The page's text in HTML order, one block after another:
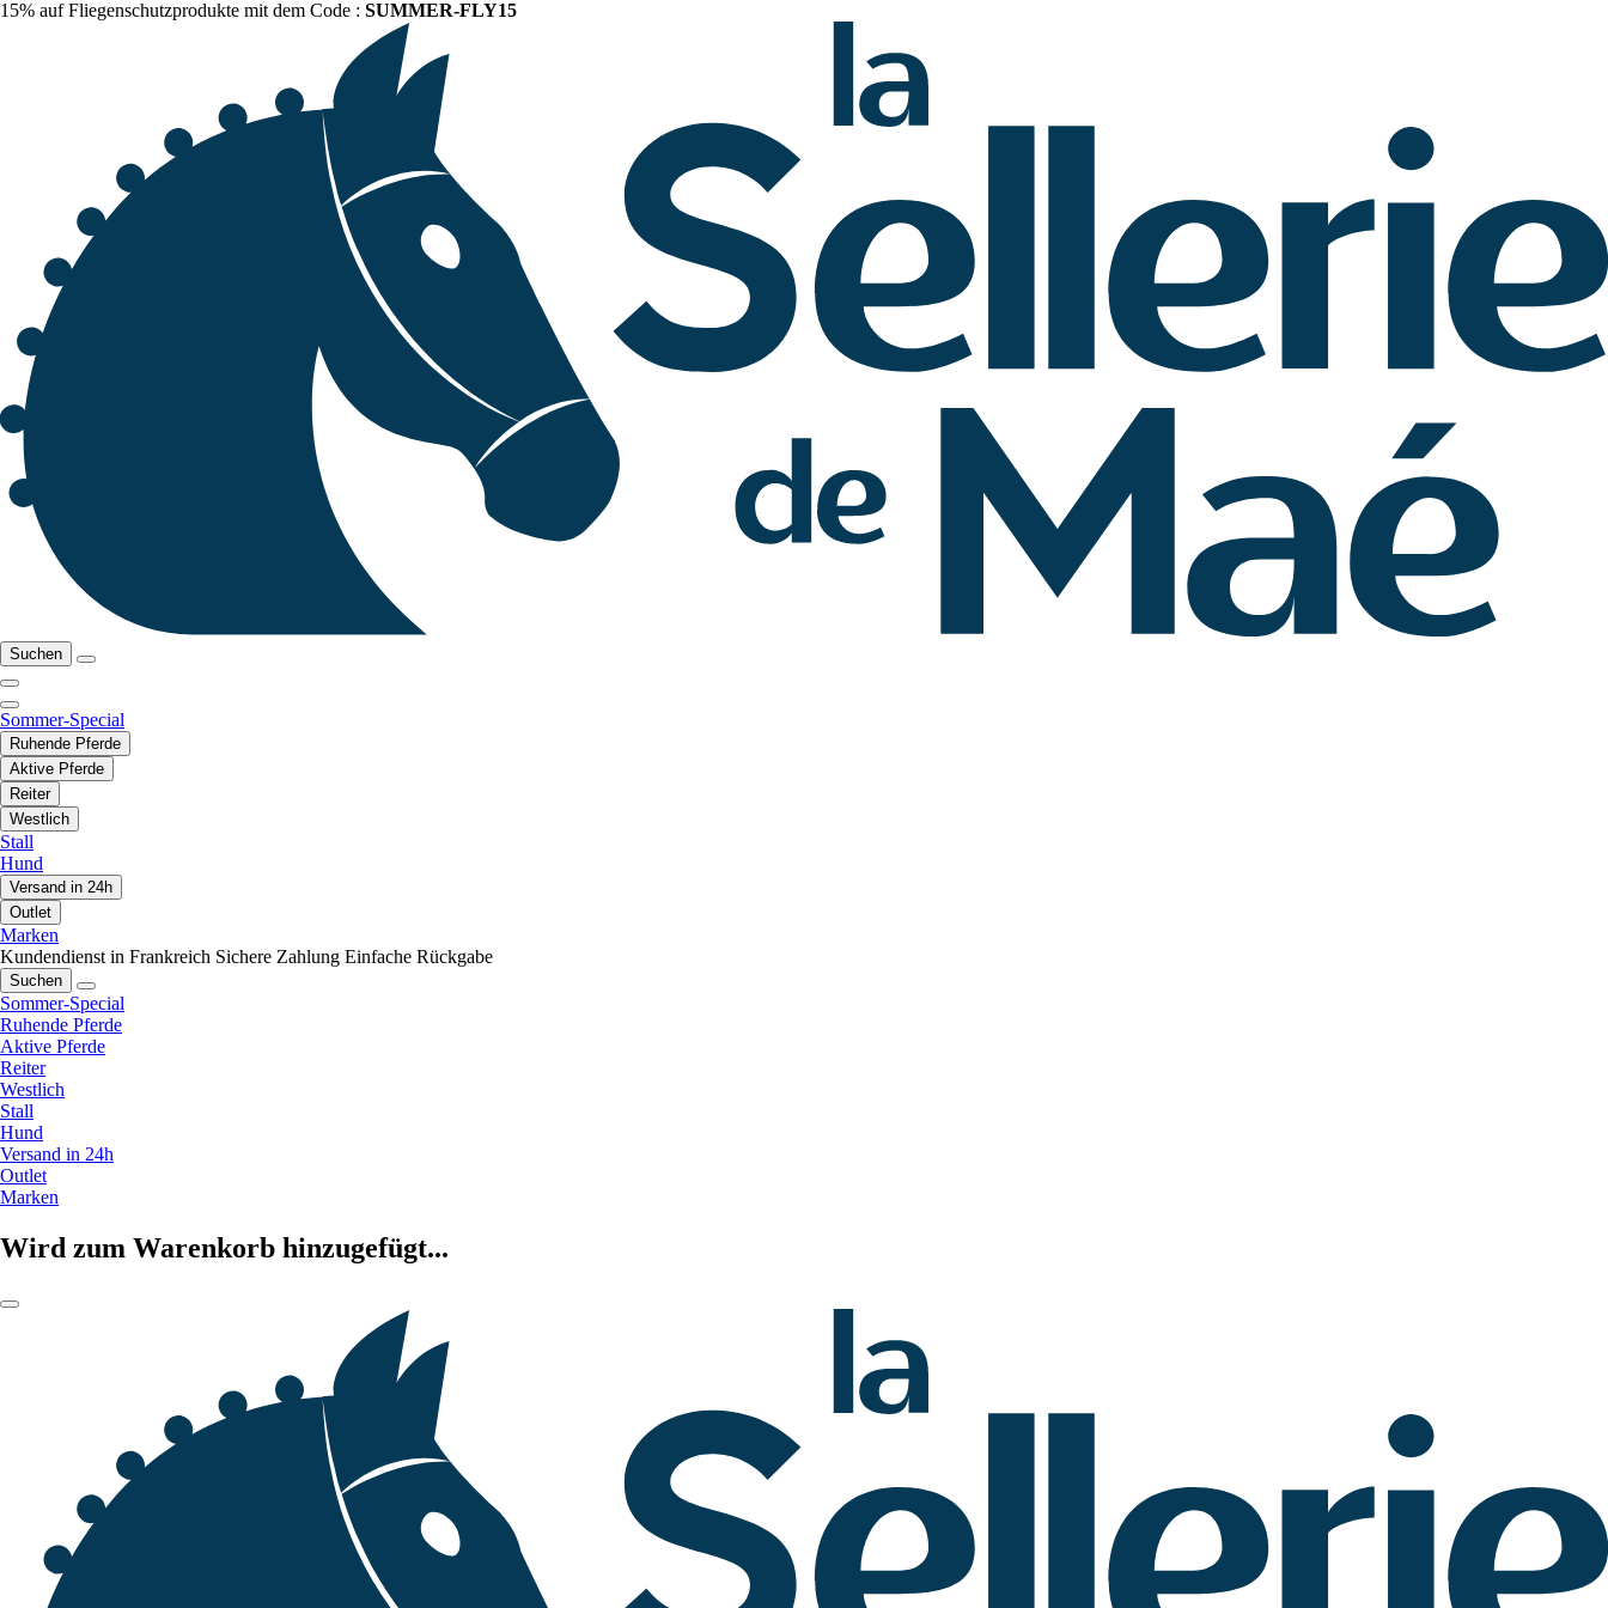
15% auf Fliegenschutzprodukte mit dem Code : SUMMER-FLY15
Suchen
Sommer-Special
Ruhende Pferde
Aktive Pferde
Reiter
Westlich
Stall
Hund
Versand in 24h
Outlet
Marken
Kundendienst in Frankreich Sichere Zahlung Einfache Rückgabe
Suchen
Sommer-Special
Ruhende Pferde
Aktive Pferde
Reiter
Westlich
Stall
Hund
Versand in 24h
Outlet
Marken
Wird zum Warenkorb hinzugefügt...